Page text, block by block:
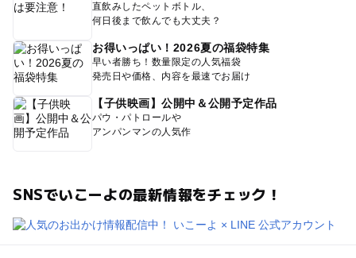
直飲みしたペットボトル、
何日後まで飲んでも大丈夫？
お得いっぱい！2026夏の福袋特集
早い者勝ち！数量限定の人気福袋
発売日や価格、内容を最速でお届け
【子供映画】公開中＆公開予定作品
パウ・パトロールや
アンパンマンの人気作
SNSでいこーよの最新情報をチェック！